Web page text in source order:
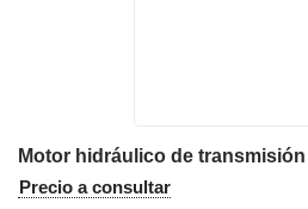
Precio a consultar